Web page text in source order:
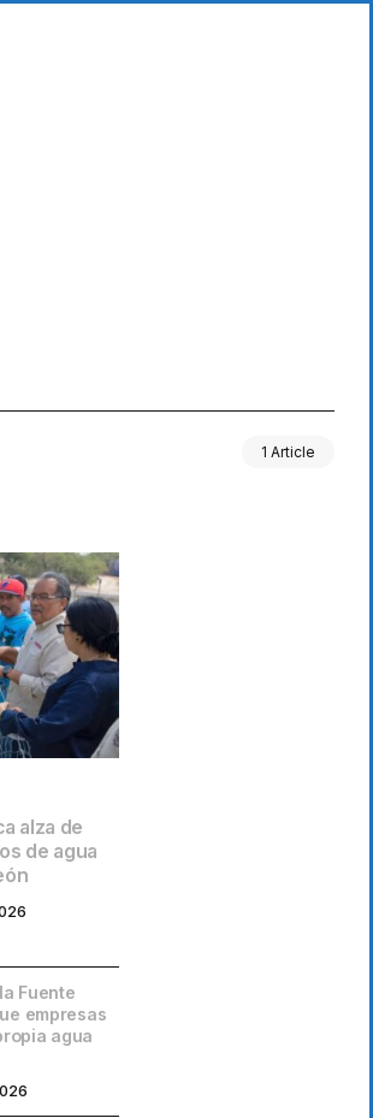
1 Article
alza de
de agua
Fuente
empresas
agua